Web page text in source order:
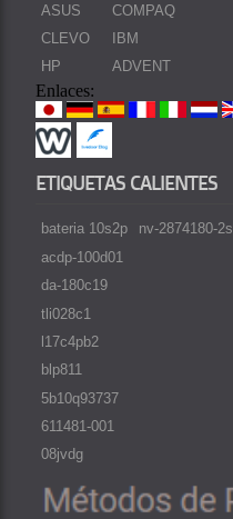
ASUS
CLEVO
HP
COMPAQ
IBM
ADVENT
Enlaces:
ETIQUETAS CALIENTES
bateria 10s2p
acdp-100d01
da-180c19
tli028c1
l17c4pb2
blp811
5b10q93737
611481-001
08jvdg
nv-2874180-2s